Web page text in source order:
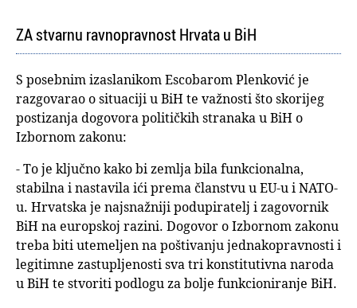
ZA stvarnu ravnopravnost Hrvata u BiH
S posebnim izaslanikom Escobarom Plenković je
razgovarao o situaciji u BiH te važnosti što skorijeg
postizanja dogovora političkih stranaka u BiH o
Izbornom zakonu:
- To je ključno kako bi zemlja bila funkcionalna,
stabilna i nastavila ići prema članstvu u EU-u i NATO-
u. Hrvatska je najsnažniji podupiratelj i zagovornik
BiH na europskoj razini. Dogovor o Izbornom zakonu
treba biti utemeljen na poštivanju jednakopravnosti i
legitimne zastupljenosti sva tri konstitutivna naroda
u BiH te stvoriti podlogu za bolje funkcioniranje BiH.